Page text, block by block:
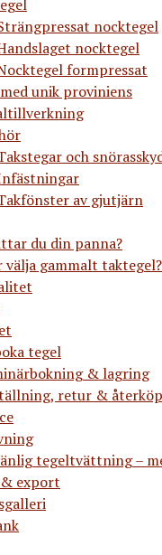
nocktegel
nocktegel
formpressat
unik proviniens
och
av gjutjärn
du din panna?
välja gammalt taktegel?
tegel
& lagring
retur & återköp
tegeltvättning –
export